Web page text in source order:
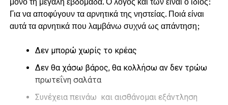
Για να αποφύγουν τα αρνητικά της νηστείας. Ποιά είναι
αυτά τα αρνητικά που λαμβάνω συχνά ως απάντηση;
Δεν μπορώ χωρίς το κρέας
Δεν θα χάσω βάρος, θα κολλήσω αν δεν τρώω
πρωτεΐνη σαλάτα
Συνέχεια πεινάω και αισθάνομαι εξάντληση